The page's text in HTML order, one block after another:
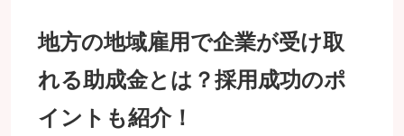
地方の地域雇用で企業が受け取
れる助成金とは？採用成功のポ
イントも紹介！